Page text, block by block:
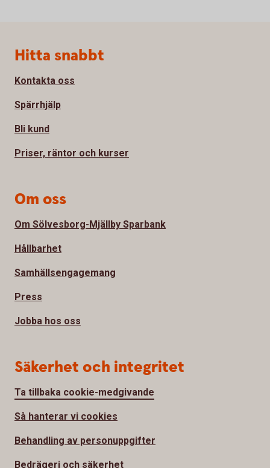
Sidfot
Hitta snabbt
Kontakta oss
Spärrhjälp
Bli kund
Priser, räntor och kurser
Om oss
Om Sölvesborg-Mjällby Sparbank
Hållbarhet
Samhällsengagemang
Press
Jobba hos oss
Säkerhet och integritet
Ta tillbaka cookie-medgivande
Så hanterar vi cookies
Behandling av personuppgifter
Bedrägeri och säkerhet